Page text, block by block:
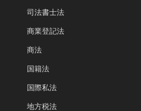
司法書士法
商業登記法
商法
国籍法
国際私法
地方税法